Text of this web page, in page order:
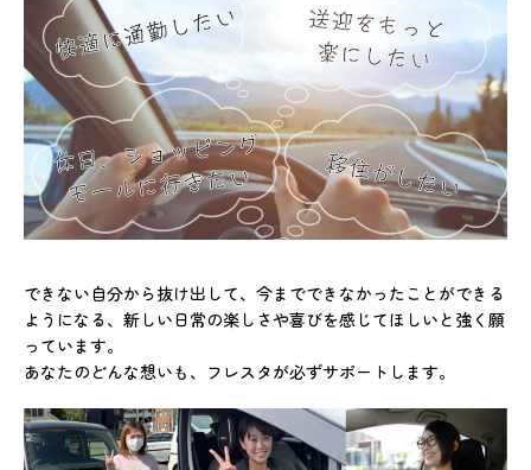
できない自分から抜け出して、今までできなかったことができる
ようになる、新しい日常の楽しさや喜びを感じてほしいと強く願
っています。
あなたのどんな想いも、フレスタが必ずサポートします。